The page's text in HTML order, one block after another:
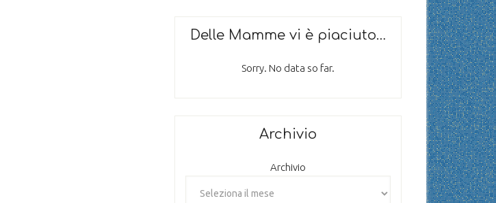
Delle Mamme vi è piaciuto…
Sorry. No data so far.
Archivio
Archivio